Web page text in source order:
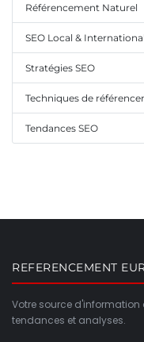
Référencement Naturel
SEO Local & International
Stratégies SEO
Techniques de
Tendances SEO
REFERENCEMENT
Votre source
tendances et analyses.